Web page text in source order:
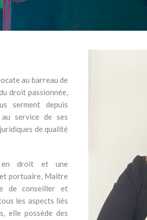
au barreau de
droit passionnée,
serment depuis
service de ses
de qualité
en droit et une
portuaire, Maître
de conseiller et
les aspects liés
elle possède des